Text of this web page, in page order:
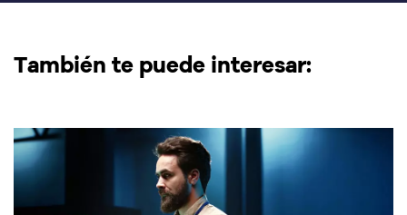
También te puede interesar: